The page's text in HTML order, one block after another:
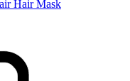
Hair Mask